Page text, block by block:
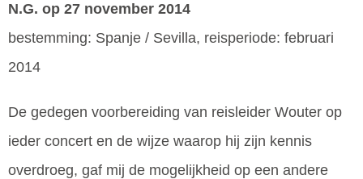
N.G. op 27 november 2014
bestemming: Spanje / Sevilla, reisperiode: februari
2014
De gedegen voorbereiding van reisleider Wouter op
ieder concert en de wijze waarop hij zijn kennis
overdroeg, gaf mij de mogelijkheid op een andere